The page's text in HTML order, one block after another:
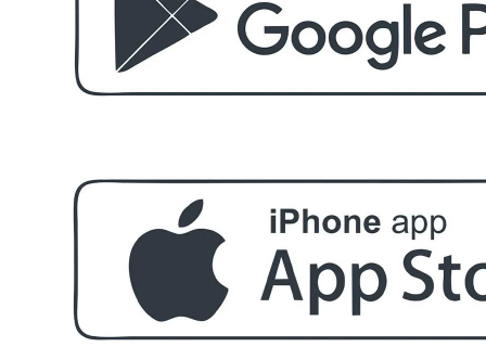
БЕЗПЛАТНО
За поръчка над € 40.00 (78.23 лв.)
Стипца 20 броя в кибрит